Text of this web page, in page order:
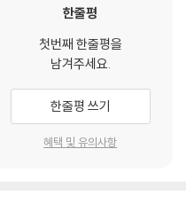
한줄평
첫번째 한줄평을
남겨주세요.
한줄평 쓰기
혜택 및 유의사항